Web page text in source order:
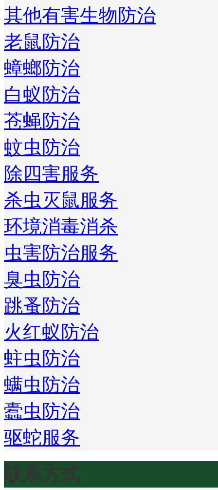
其他有害生物防治
老鼠防治
蟑螂防治
白蚁防治
苍蝇防治
蚊虫防治
除四害服务
杀虫灭鼠服务
环境消毒消杀
虫害防治服务
臭虫防治
跳蚤防治
火红蚁防治
蛀虫防治
螨虫防治
蠹虫防治
驱蛇服务
联系方式